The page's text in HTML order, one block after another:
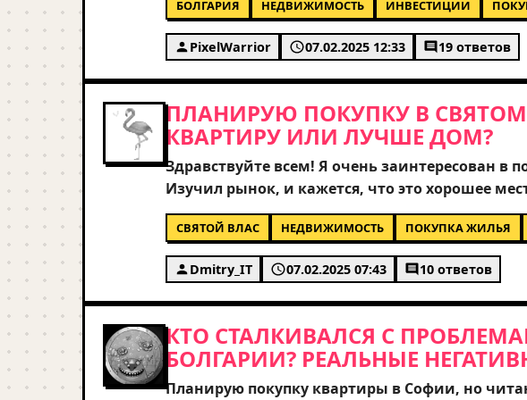
юридических нюансах покупки для
документов. Стоит ли сейчас покупать,
очень благодарен за реальный опыт тех, кто
БОЛГАРИЯ НЕДВИЖИМОСТЬ ИНВЕСТИЦИИ
PixelWarrior 07.02.2025 12:33 19 ответов
ПЛАНИРУЮ ПОКУПКУ В СВЯТОМ
КВАРТИРУ ИЛИ ЛУЧШЕ ДОМ?
Здравствуйте всем! Я очень заинтересован в
Изучил рынок, и кажется, что это хорошее
определиться с форматом жилья. Мне важно
квартира в новом ЖК или небольшой, но
подводные камни мне стоит знать при
юридической чистотой сделки и
Спасибо за любые советы от тех, кто уже жил
СВЯТОЙ ВЛАС НЕДВИЖИМОСТЬ ПОКУПКА ЖИЛЬЯ
Dmitry_IT 07.02.2025 07:43 10 ответов
КТО СТАЛКИВАЛСЯ С
БОЛГАРИИ? РЕАЛЬНЫЕ
Планирую покупку квартиры в Софии, но